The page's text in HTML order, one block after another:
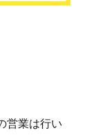
営業は行い